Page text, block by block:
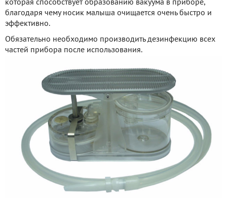
которая способствует образованию вакуума в приборе,
благодаря чему носик малыша очищается очень быстро и
эффективно.
Обязательно необходимо производить дезинфекцию всех
частей прибора после использования.